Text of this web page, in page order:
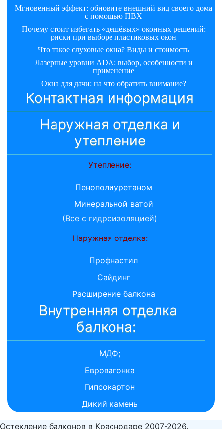
Мгновенный эффект: обновите внешний вид своего дома
с помощью ПВХ
Почему стоит избегать «дешёвых» оконных решений:
риски при выборе пластиковых окон
Что такое слуховые окна? Виды и стоимость
Лазерные уровни ADA: выбор, особенности и
применение
Окна для дачи: на что обратить внимание?
Контактная информация
Наружная отделка и
утепление
Утепление:
Пенополиуретаном
Минеральной ватой
(Все с гидроизоляцией)
Наружная отделка:
Профнастил
Сайдинг
Расширение балкона
Внутренняя отделка
балкона:
МДФ;
Евровагонка
Гипсокартон
Дикий камень
Остекление балконов в Краснодаре 2007-2026.